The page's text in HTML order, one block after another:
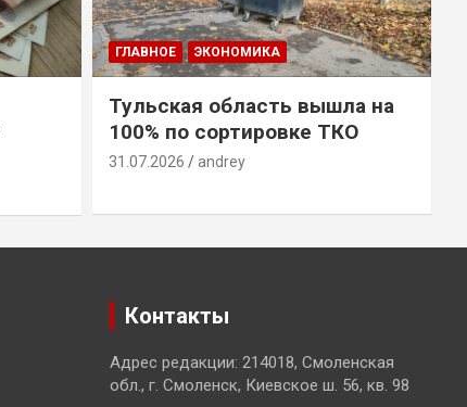
ГЛАВНОЕ ЭКОНОМИКА
Тульская область вышла на
100% по сортировке ТКО
31.07.2026 andrey
Контакты
Адрес редакции: 214018, Смоленская
обл., г. Смоленск, Киевское ш. 56, кв. 98